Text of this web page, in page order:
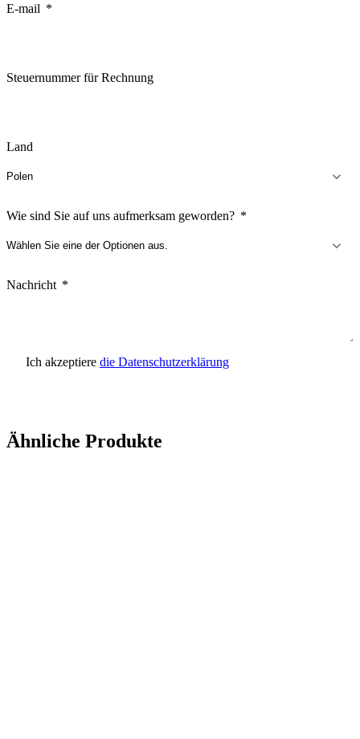
E-mail
Steuernummer für Rechnung
Land
Wie sind Sie auf uns aufmerksam geworden?
Nachricht
Ich akzeptiere die Datenschutzerklärung
Ähnliche Produkte